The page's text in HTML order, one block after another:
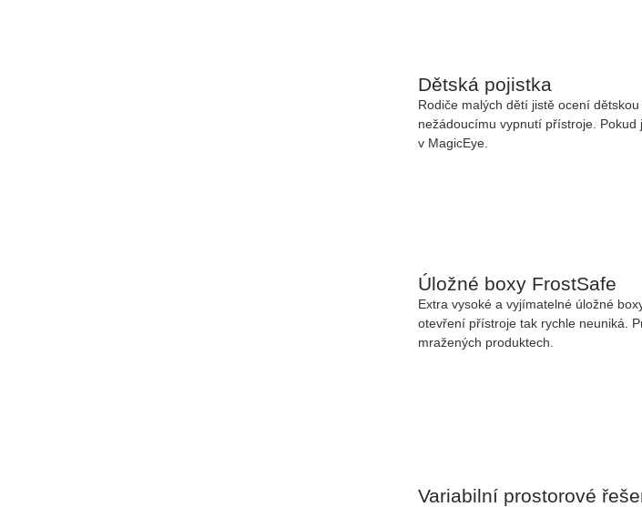
Dětská pojistka
Rodiče malých dětí jistě ocení
nežádoucímu vypnutí přístroje.
v MagicEye.
Úložné boxy FrostSafe
Extra vysoké a vyjímatelné úložné
otevření přístroje tak rychle neuniká.
mražených produktech.
Variabilní prostorové